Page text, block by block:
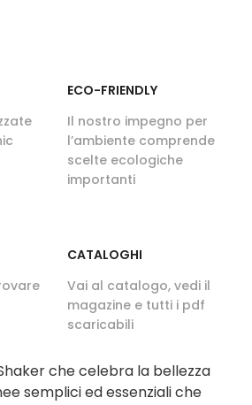
ECO-FRIENDLY
Il nostro impegno per
l’ambiente comprende
scelte ecologiche
importanti
CATALOGHI
Vai al catalogo, vedi il
magazine e tutti i pdf
scaricabili
che celebra la bellezza
semplici ed essenziali che